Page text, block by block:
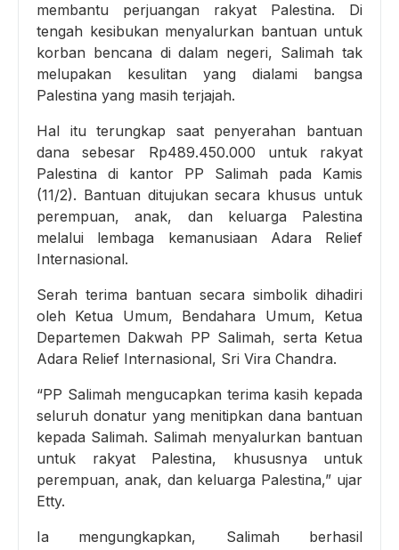
membantu perjuangan rakyat Palestina. Di
tengah kesibukan menyalurkan bantuan untuk
korban bencana di dalam negeri, Salimah tak
melupakan kesulitan yang dialami bangsa
Palestina yang masih terjajah.
Hal itu terungkap saat penyerahan bantuan
dana sebesar Rp489.450.000 untuk rakyat
Palestina di kantor PP Salimah pada Kamis
(11/2). Bantuan ditujukan secara khusus untuk
perempuan, anak, dan keluarga Palestina
melalui lembaga kemanusiaan Adara Relief
Internasional.
Serah terima bantuan secara simbolik dihadiri
oleh Ketua Umum, Bendahara Umum, Ketua
Departemen Dakwah PP Salimah, serta Ketua
Adara Relief Internasional, Sri Vira Chandra.
“PP Salimah mengucapkan terima kasih kepada
seluruh donatur yang menitipkan dana bantuan
kepada Salimah. Salimah menyalurkan bantuan
untuk rakyat Palestina, khususnya untuk
perempuan, anak, dan keluarga Palestina,” ujar
Etty.
Ia mengungkapkan, Salimah berhasil